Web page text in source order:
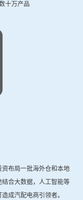
十万产品
布局一批海外仓和本地
合大数据，人工智能等
成汽配电商引领者。